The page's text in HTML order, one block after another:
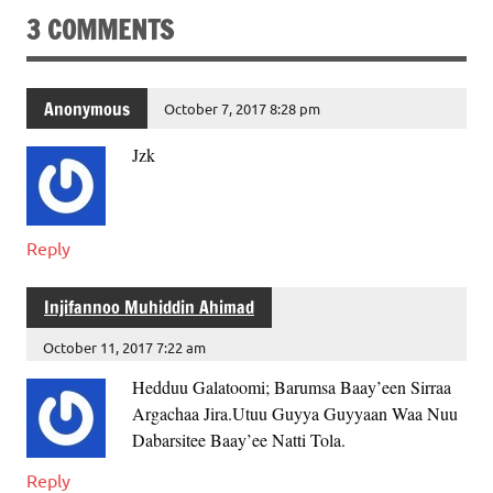
3 COMMENTS
Anonymous October 7, 2017 8:28 pm
Jzk
Reply
Injifannoo Muhiddin Ahimad
October 11, 2017 7:22 am
Hedduu Galatoomi; Barumsa Baay’een Sirraa
Argachaa Jira.Utuu Guyya Guyyaan Waa Nuu
Dabarsitee Baay’ee Natti Tola.
Reply